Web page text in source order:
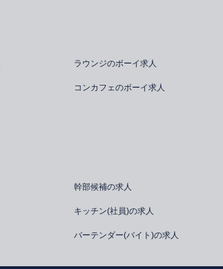
ラウンジのボーイ求人
コンカフェのボーイ求人
幹部候補の求人
キッチン(社員)の求人
バーテンダー(バイト)の求人